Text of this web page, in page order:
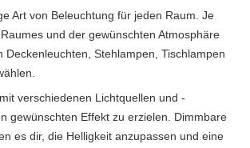
Art von Beleuchtung für jeden Raum. Je
und der gewünschten Atmosphäre
Deckenleuchten, Stehlampen, Tischlampen
verschiedenen Lichtquellen und -
gewünschten Effekt zu erzielen. Dimmbare
es dir, die Helligkeit anzupassen und eine